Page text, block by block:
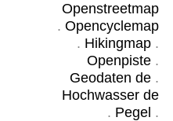
Openstreetmap
. Opencyclemap
. Hikingmap.
Openpiste.
Geodaten de.
Hochwasser de
. Pegel .